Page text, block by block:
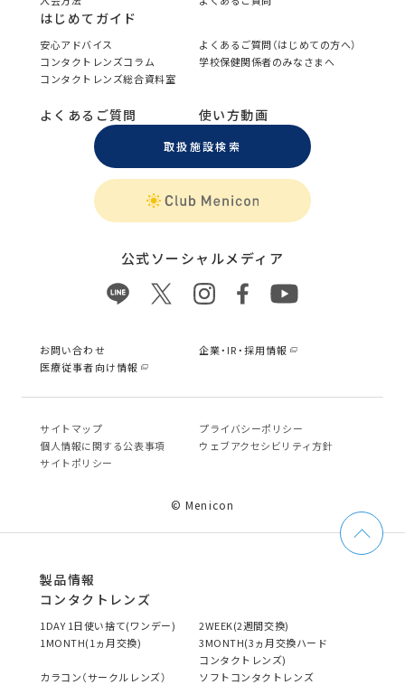
はじめてガイド
安心アドバイス
よくあるご質問（はじめての方へ）
コンタクトレンズコラム
学校保健関係者のみなさまへ
コンタクトレンズ総合資料室
よくあるご質問 使い方動画
取扱施設検索
公式ソーシャルメディア
お問い合わせ
企業・IR・採用情報
医療従事者向け情報
サイトマップ
プライバシーポリシー
個⼈情報に関する公表事項
ウェブアクセシビリティ方針
サイトポリシー
© Menicon
製品情報
コンタクトレンズ
1DAY 1日使い捨て(ワンデー)
2WEEK(2週間交換)
1MONTH(1ヵ月交換)
3MONTH(3ヵ月交換ハード
コンタクトレンズ)
カラコン（サークルレンズ）
ソフトコンタクトレンズ